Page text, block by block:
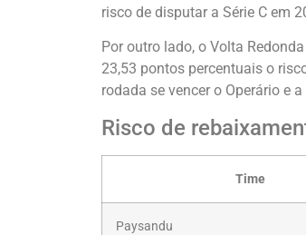
risco de disputar a Série C em
Por outro lado, o Volta
23,53 pontos percentuais o
rodada se vencer o Operário e
Risco de
Time
Paysandu